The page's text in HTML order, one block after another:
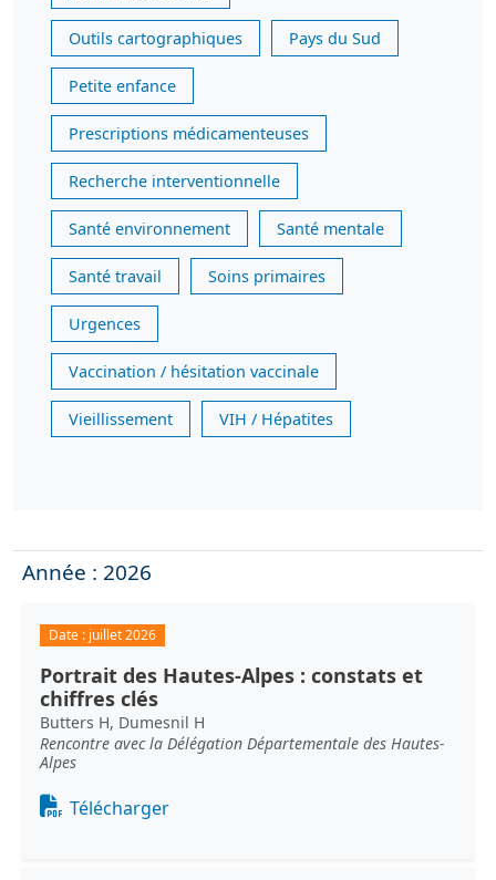
Outils cartographiques Pays du Sud
Petite enfance
Prescriptions médicamenteuses
Recherche interventionnelle
Santé environnement Santé mentale
Santé travail Soins primaires
Urgences
Vaccination / hésitation vaccinale
Vieillissement VIH / Hépatites
Année : 2026
Date : juillet 2026
Portrait des Hautes-Alpes : constats et
chiffres clés
Butters H, Dumesnil H
Rencontre avec la Délégation Départementale des Hautes-
Alpes
Document
Télécharger